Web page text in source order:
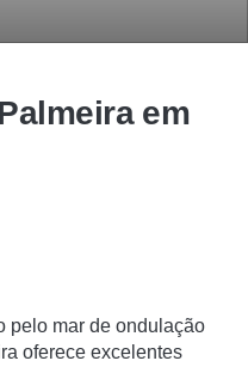
em
pelo mar de ondulação
oferece excelentes